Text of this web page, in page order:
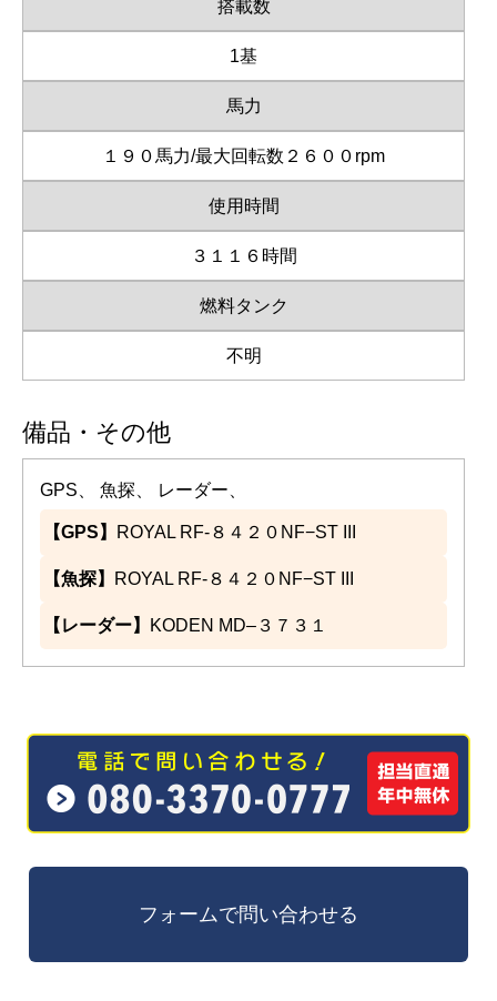
搭載数
1基
馬力
１９０馬力/最大回転数２６００rpm
使用時間
３１１６時間
燃料タンク
不明
備品・その他
GPS、 魚探、 レーダー、
【GPS】 ROYAL RF-８４２０NF−ST III
【魚探】 ROYAL RF-８４２０NF−ST III
【レーダー】 KODEN MD–３７３１